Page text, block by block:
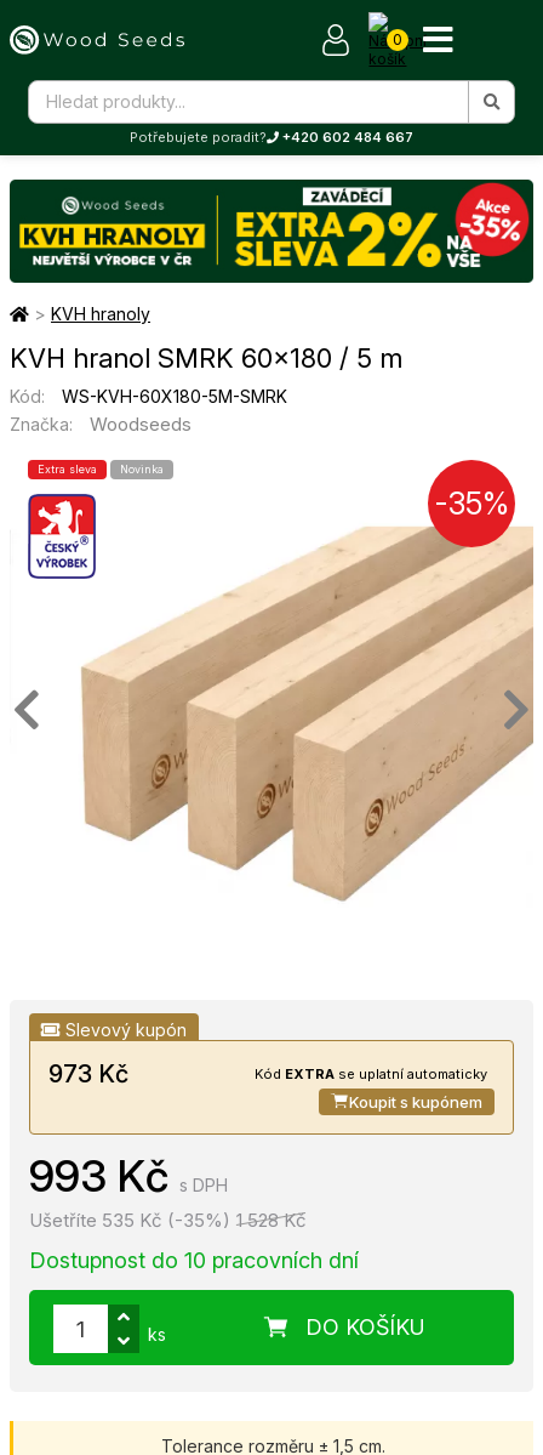
0
Potřebujete poradit? +420 602 484 667
> KVH hranoly
KVH hranol SMRK 60×180 / 5 m
Kód:
WS-KVH-60X180-5M-SMRK
Značka:
Woodseeds
Extra sleva Novinka
-35%
Slevový kupón
973 Kč Kód EXTRA se uplatní automaticky
Koupit s kupónem
993 Kč s DPH
1 528 Kč
Ušetříte 535 Kč (-35%)
Dostupnost do 10 pracovních dní
DO KOŠÍKU
ks
Tolerance rozměru ± 1,5 cm.